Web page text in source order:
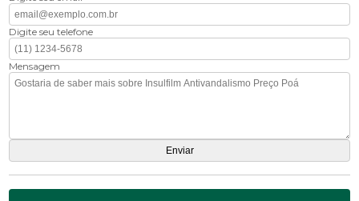
Digite seu telefone
Mensagem